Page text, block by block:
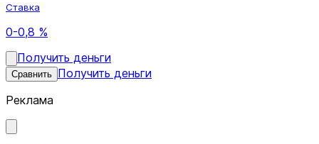
Ставка
0-0,8 %
Получить деньги
Сравнить Получить деньги
Реклама